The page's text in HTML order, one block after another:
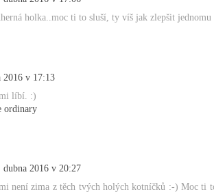
holka..moc ti to sluší, ty víš jak zlepšit jednomu
2016 v 17:13
mi líbí. :)
ordinary
dubna 2016 v 20:27
není zima z těch tvých holých kotníčků :-) Moc